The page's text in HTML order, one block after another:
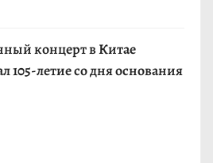
концерт в Китае
105-летие со дня основания